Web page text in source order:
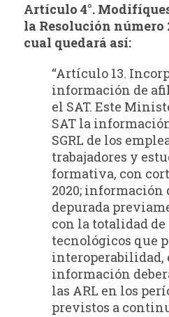
Artículo 4°.
la Resolución número
cual quedará así:
“Artículo 13.
información de
el SAT. Este
SAT la
SGRL de los
trabajadores y
formativa, con
2020; información
depurada
con la totalidad
tecnológicos que
interoperabilidad,
información
las ARL en los
previstos a